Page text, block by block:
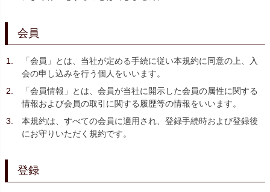
会員
「会員」とは、当社が定める手続に従い本規約に同意の上、入
会の申し込みを行う個人をいいます。
「会員情報」とは、会員が当社に開示した会員の属性に関する
情報および会員の取引に関する履歴等の情報をいいます。
本規約は、すべての会員に適用され、登録手続時および登録後
にお守りいただく規約です。
登録